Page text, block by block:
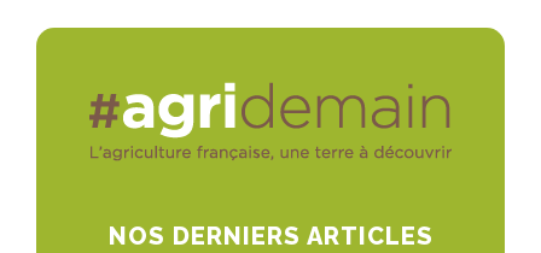
NOS DERNIERS ARTICLES